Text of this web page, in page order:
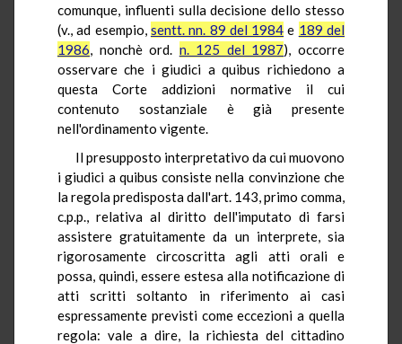
comunque, influenti sulla decisione dello stesso
(v., ad esempio, sentt. nn. 89 del 1984 e 189 del
1986, nonchè ord. n. 125 del 1987), occorre
osservare che i giudici a quibus richiedono a
questa Corte addizioni normative il cui
contenuto sostanziale è già presente
nell'ordinamento vigente.
Il presupposto interpretativo da cui muovono
i giudici a quibus consiste nella convinzione che
la regola predisposta dall'art. 143, primo comma,
c.p.p., relativa al diritto dell'imputato di farsi
assistere gratuitamente da un interprete, sia
rigorosamente circoscritta agli atti orali e
possa, quindi, essere estesa alla notificazione di
atti scritti soltanto in riferimento ai casi
espressamente previsti come eccezioni a quella
regola: vale a dire, la richiesta del cittadino